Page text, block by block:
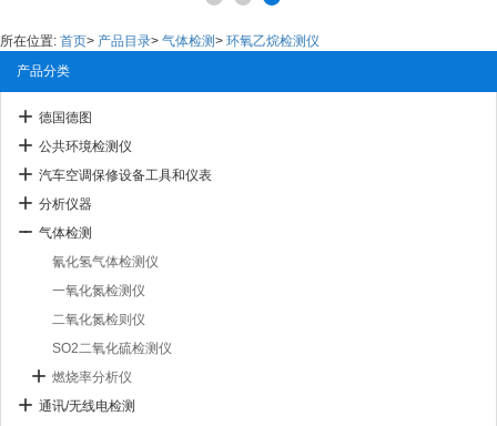
所在位置: 首页> 产品目录> 气体检测> 环氧乙烷检测仪
产品分类
德国德图
公共环境检测仪
汽车空调保修设备工具和仪表
分析仪器
气体检测
氰化氢气体检测仪
一氧化氮检测仪
二氧化氮检则仪
SO2二氧化硫检测仪
燃烧率分析仪
通讯/无线电检测